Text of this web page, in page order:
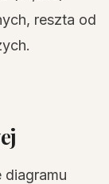
reszta od